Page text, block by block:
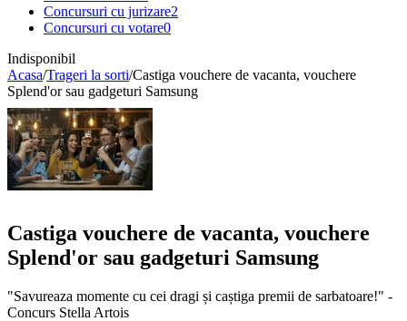
Concursuri cu jurizare2
Concursuri cu votare0
Indisponibil
Acasa/Trageri la sorti/Castiga vouchere de vacanta, vouchere
Splend'or sau gadgeturi Samsung
Castiga vouchere de vacanta, vouchere
Splend'or sau gadgeturi Samsung
"Savureaza momente cu cei dragi și caștiga premii de sarbatoare!" -
Concurs Stella Artois